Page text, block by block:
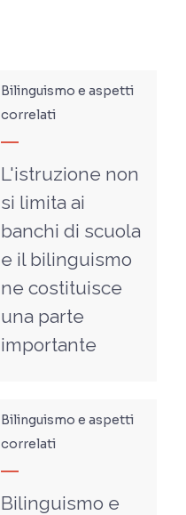
Bilinguismo e aspetti
correlati
L'istruzione non
si limita ai
banchi di scuola
e il bilinguismo
ne costituisce
una parte
importante
Bilinguismo e aspetti
correlati
Bilinguismo e